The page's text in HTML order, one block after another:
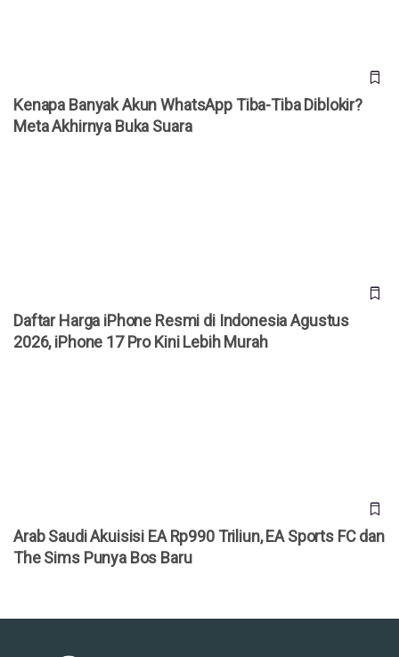
Kenapa Banyak Akun WhatsApp Tiba-Tiba Diblokir?
Meta Akhirnya Buka Suara
Daftar Harga iPhone Resmi di Indonesia Agustus
2026, iPhone 17 Pro Kini Lebih Murah
Arab Saudi Akuisisi EA Rp990 Triliun, EA Sports FC dan
The Sims Punya Bos Baru